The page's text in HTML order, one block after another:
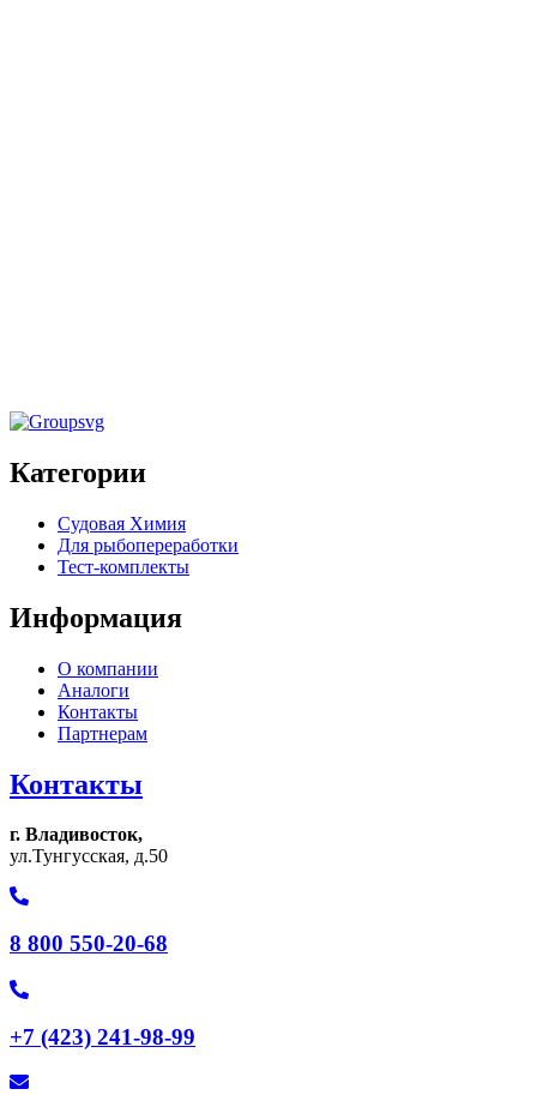
Категории
Судовая Химия
Для рыбопереработки
Тест-комплекты
Информация
О компании
Аналоги
Контакты
Партнерам
Контакты
г. Владивосток,
ул.Тунгусская, д.50
8 800 550-20-68
+7 (423) 241-98-99